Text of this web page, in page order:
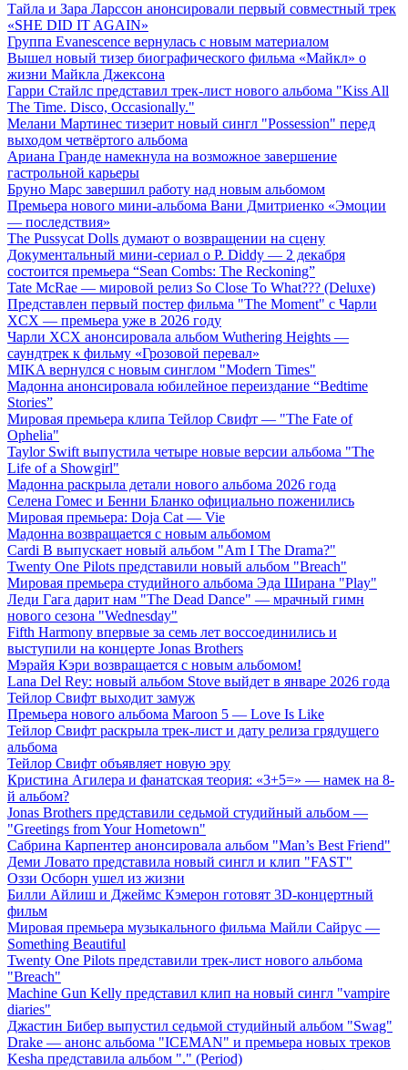
Тайла и Зара Ларссон анонсировали первый совместный трек
«SHE DID IT AGAIN»
Группа Evanescence вернулась с новым материалом
Вышел новый тизер биографического фильма «Майкл» о
жизни Майкла Джексона
Гарри Стайлс представил трек-лист нового альбома "Kiss All
The Time. Disco, Occasionally."
Мелани Мартинес тизерит новый сингл "Possession" перед
выходом четвёртого альбома
Ариана Гранде намекнула на возможное завершение
гастрольной карьеры
Бруно Марс завершил работу над новым альбомом
Премьера нового мини-альбома Вани Дмитриенко «Эмоции
— последствия»
The Pussycat Dolls думают о возвращении на сцену
Документальный мини-сериал о P. Diddy — 2 декабря
состоится премьера “Sean Combs: The Reckoning”
Tate McRae — мировой релиз So Close To What??? (Deluxe)
Представлен первый постер фильма "The Moment" с Чарли
XCX — премьера уже в 2026 году
Чарли XCX анонсировала альбом Wuthering Heights —
саундтрек к фильму «Грозовой перевал»
MIKA вернулся с новым синглом "Modern Times"
Мадонна анонсировала юбилейное переиздание “Bedtime
Stories”
Мировая премьера клипа Тейлор Свифт — "The Fate of
Ophelia"
Taylor Swift выпустила четыре новые версии альбома "The
Life of a Showgirl"
Мадонна раскрыла детали нового альбома 2026 года
Селена Гомес и Бенни Бланко официально поженились
Мировая премьера: Doja Cat — Vie
Мадонна возвращается с новым альбомом
Cardi B выпускает новый альбом "Am I The Drama?"
Twenty One Pilots представили новый альбом "Breach"
Мировая премьера студийного альбома Эда Ширана "Play"
Леди Гага дарит нам "The Dead Dance" — мрачный гимн
нового сезона "Wednesday"
Fifth Harmony впервые за семь лет воссоединились и
выступили на концерте Jonas Brothers
Мэрайя Кэри возвращается с новым альбомом!
Lana Del Rey: новый альбом Stove выйдет в январе 2026 года
Тейлор Свифт выходит замуж
Премьера нового альбома Maroon 5 — Love Is Like
Тейлор Свифт раскрыла трек-лист и дату релиза грядущего
альбома
Тейлор Свифт объявляет новую эру
Кристина Агилера и фанатская теория: «3+5=» — намек на 8-
й альбом?
Jonas Brothers представили седьмой студийный альбом —
"Greetings from Your Hometown"
Сабрина Карпентер анонсировала альбом "Man’s Best Friend"
Деми Ловато представила новый сингл и клип "FAST"
Оззи Осборн ушел из жизни
Билли Айлиш и Джеймс Кэмерон готовят 3D-концертный
фильм
Мировая премьера музыкального фильма Майли Сайрус —
Something Beautiful
Twenty One Pilots представили трек-лист нового альбома
"Breach"
Machine Gun Kelly представил клип на новый сингл "vampire
diaries"
Джастин Бибер выпустил седьмой студийный альбом "Swag"
Drake — анонс альбома "ICEMAN" и премьера новых треков
Kesha представила альбом "." (Period)